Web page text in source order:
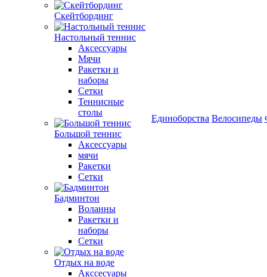
Скейтбординг
Настольный теннис
Аксессуары
Мячи
Ракетки и
наборы
Сетки
Теннисные
столы
Большой теннис
Аксессуары
мячи
Ракетки
Сетки
Бадминтон
Воланны
Ракетки и
наборы
Сетки
Отдых на воде
Акссесуары
Единоборства Велосипеды